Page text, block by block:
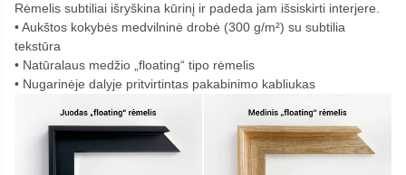
Rėmelis subtiliai išryškina kūrinį ir padeda jam išsiskirti interjere.
Aukštos kokybės medvilninė drobė (300 g/m²) su subtilia
tekstūra
Natūralaus medžio „floating“ tipo rėmelis
Nugarinėje dalyje pritvirtintas pakabinimo kabliukas